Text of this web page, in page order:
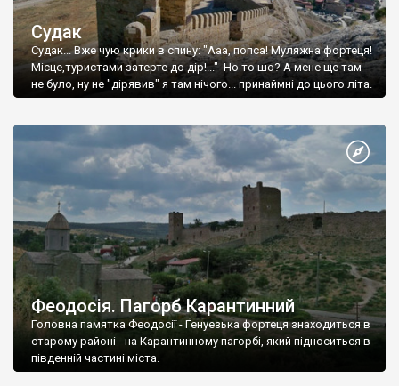
Судак
Судак... Вже чую крики в спину: "Ааа, попса! Муляжна фортеця!
Місце,туристами затерте до дір!..." Но то шо? А мене ще там
не було, ну не "дірявив" я там нічого... принаймні до цього літа.
Феодосія. Пагорб Карантинний
Головна памятка Феодосії - Генуезька фортеця знаходиться в
старому районі - на Карантинному пагорбі, який підноситься в
південній частині міста.